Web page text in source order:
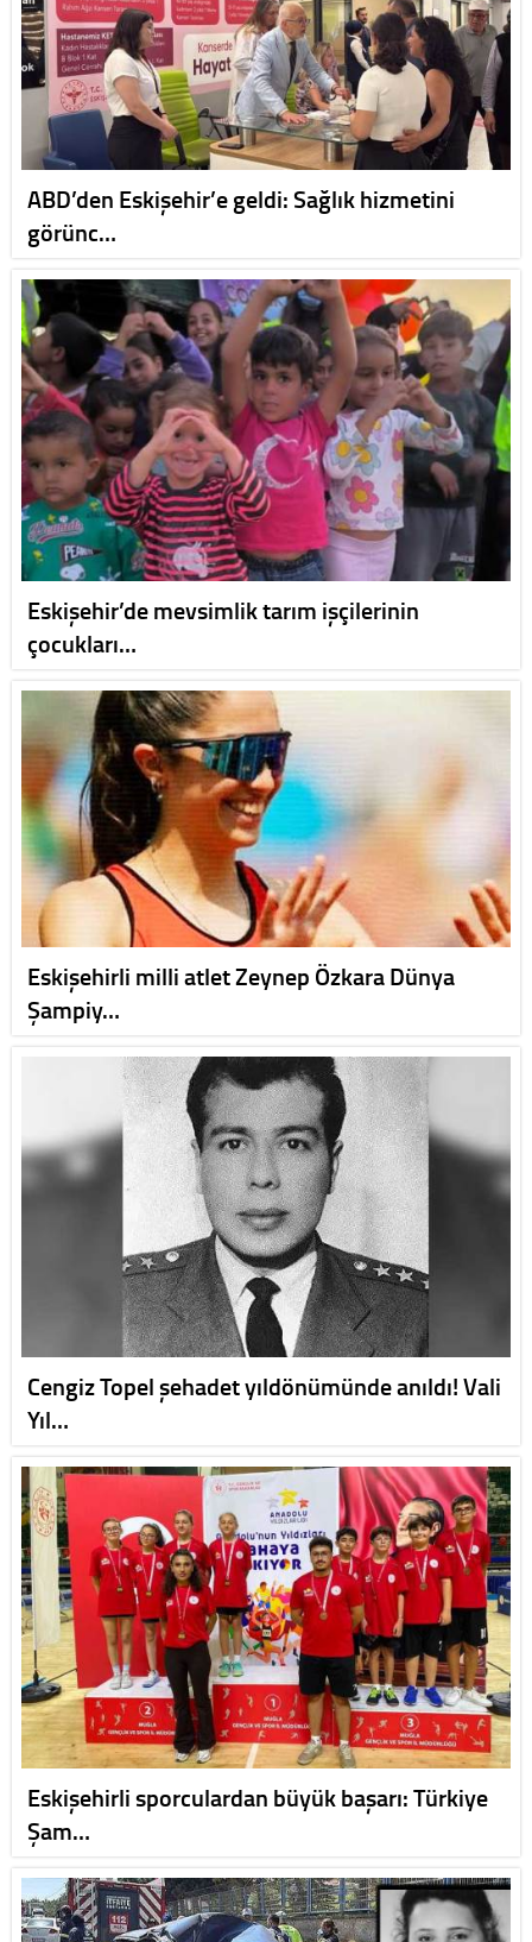
ABD’den Eskişehir’e geldi: Sağlık hizmetini
görünc…
Eskişehir’de mevsimlik tarım işçilerinin
çocukları…
Eskişehirli milli atlet Zeynep Özkara Dünya
Şampiy…
Cengiz Topel şehadet yıldönümünde anıldı! Vali
Yıl…
Eskişehirli sporculardan büyük başarı: Türkiye
Şam…